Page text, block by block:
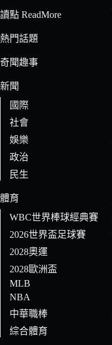
條
的
果
讀點 ReadMore
熱門話題
奇聞趣事
新聞
國際
社會
娛樂
政治
民生
體育
WBC世界棒球經典賽
2026世界盃足球賽
2028奧運
2028歐洲盃
MLB
NBA
中華職棒
綜合體育